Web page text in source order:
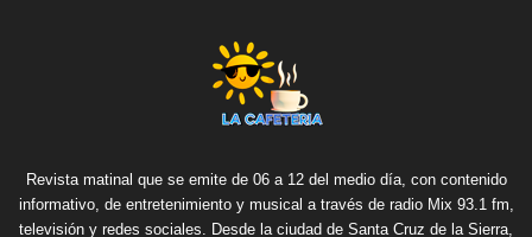
Revista matinal que se emite de 06 a 12 del medio día, con contenido
informativo, de entretenimiento y musical a través de radio Mix 93.1 fm,
televisión y redes sociales. Desde la ciudad de Santa Cruz de la Sierra,